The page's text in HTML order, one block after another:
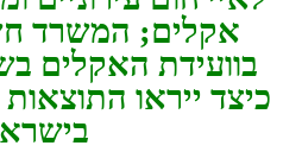
אקלים; המשרד
בוועידת האקלים
כיצד ייראו